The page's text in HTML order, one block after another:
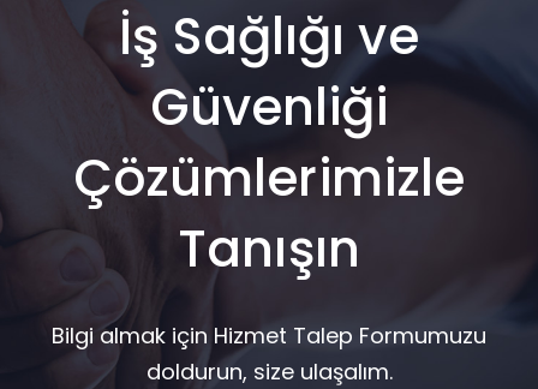
İş Sağlığı ve
Güvenliği
Çözümlerimizle
Tanışın
Bilgi almak için Hizmet Talep Formumuzu
doldurun, size ulaşalım.